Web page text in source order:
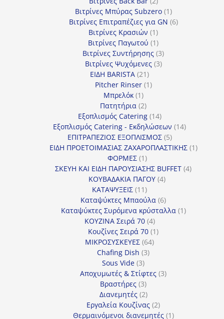
προϊόντα
Βιτρίνες Mπύρας Subzero 11
προϊόν
Βιτρίνες Επιτραπέζιες για GN 66
Βιτρίνες Κρασιών 11
προϊόν
Βιτρίνες Παγωτού 11
προϊόν
Βιτρίνες Συντήρησης 33
προϊόντα
Βιτρίνες Ψυχόμενες 33
ΕΙΔΗ BARISTA 2121
προϊόντα
Pitcher Rinser 11
Μπρελόκ 11
προϊόν
Πατητήρια 22
προϊόντα
Εξοπλισμός Catering 1414
προϊόντα
Εξοπλισμός Catering - Εκδηλώσεων 1414
ΕΠΙΤΡΑΠΕΖΙΟΣ ΕΞΟΠΛΙΣΜΟΣ 55
προϊόντα
ΕΙΔΗ ΠΡΟΕΤΟΙΜΑΣΙΑΣ ΖΑΧΑΡΟΠΛΑΣΤΙΚΗΣ 11
ΦΟΡΜΕΣ 11
προϊόν
ΣΚΕΥΗ ΚΑΙ ΕΙΔΗ ΠΑΡΟΥΣΙΑΣΗΣ BUFFET 44
ΚΟΥΒΑΔΑΚΙΑ ΠΑΓΟΥ 44
ΚΑΤΑΨΥΞΕΙΣ 1111
προϊόντα
Καταψύκτες Μπαούλα 66
προϊόντα
Καταψύκτες Συρόμενα κρύσταλλα 11
ΚΟΥΖΙΝΑ Σειρά 70 44
προϊόντα
Κουζίνες Σειρά 70 11
ΜΙΚΡΟΣΥΣΚΕΥΕΣ 6464
Chafing Dish 33
Sous Vide 33
προϊόντα
Αποχυμωτές & Στίφτες 33
Βραστήρες 33
προϊόντα
Διανεμητές 22
προϊόντα
Εργαλεία Κουζίνας 22
προϊόντα
Θερμαινόμενοι διανεμητές 11